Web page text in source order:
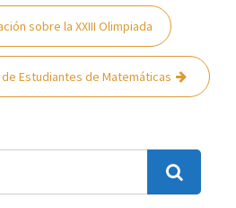
sobre la XXIII Olimpiada
de Estudiantes de Matemáticas